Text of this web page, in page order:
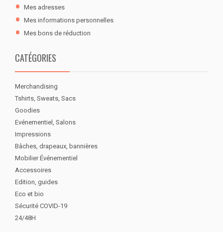
Mes adresses
Mes informations personnelles
Mes bons de réduction
CATÉGORIES
Merchandising
Tshirts, Sweats, Sacs
Goodies
Evénementiel, Salons
Impressions
Bâches, drapeaux, bannières
Mobilier Événementiel
Accessoires
Edition, guides
Eco et bio
Sécurité COVID-19
24/48H